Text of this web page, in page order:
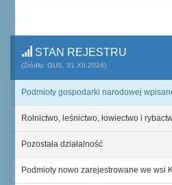
STAN REJESTRU
(Źródło: GUS, 31.XII.2024)
Podmioty gospodarki narodowej
Rolnictwo, leśnictwo, łowiectwo i
Pozostała działalność
Podmioty nowo zarejestrowane we wsi